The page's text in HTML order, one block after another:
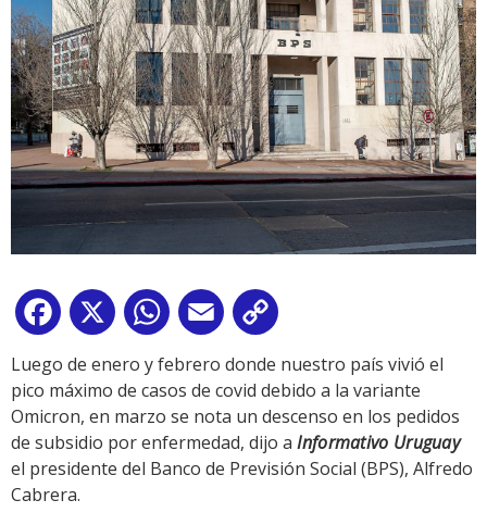
Facebook
X WhatsApp
Email
Link
Luego de enero y febrero donde nuestro país vivió el
pico máximo de casos de covid debido a la variante
Omicron, en marzo se nota un descenso en los pedidos
de subsidio por enfermedad, dijo a Informativo Uruguay
el presidente del Banco de Previsión Social (BPS), Alfredo
Cabrera.